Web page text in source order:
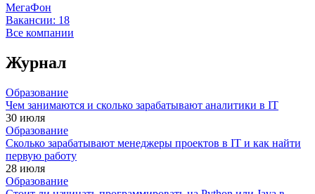
МегаФон
Вакансии: 18
Все компании
Журнал
Образование
Чем занимаются и сколько зарабатывают аналитики в IT
30 июля
Образование
Сколько зарабатывают менеджеры проектов в IT и как найти
первую работу
28 июля
Образование